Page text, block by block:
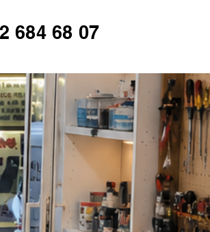
684 68 07